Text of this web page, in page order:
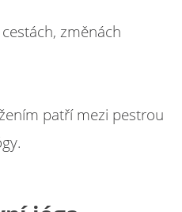
změnách
patří mezi pestrou